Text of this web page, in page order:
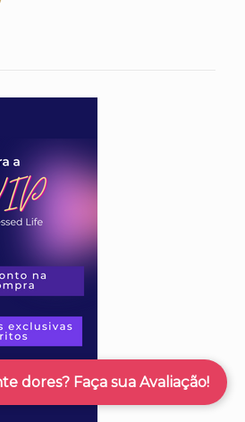
dores? Faça sua Avaliação!